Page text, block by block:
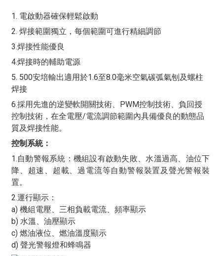
1. 電啟動器確保輕鬆啟動
2. 焊接範圍獨立，每個範圍可進行精細調節
3.焊接性能優良
4.焊接時的輔助電源
5. 500安培輸出適用於1.6至8.0毫米空氣碳弧氣刨及螺柱
焊接
6.採用先進的逆變軟開關技術、PWM控制技術、負回授
控制技術，在全電壓/電流調節範圍內具備優良的動態品
質及焊接性能。
控制系統：
1.自動警報系統：機組設有啟動失敗、水溫過高、油位下
降、超速、超載、過電流等自動警報裝置及聲光警報裝
置。
2.運行顯示：
a) 機組電壓、三相負載電流、頻率顯示
b) 水溫、油壓顯示
c) 燃油液位、燃油溫度顯示
d) 聲光警報燈和蜂鳴器